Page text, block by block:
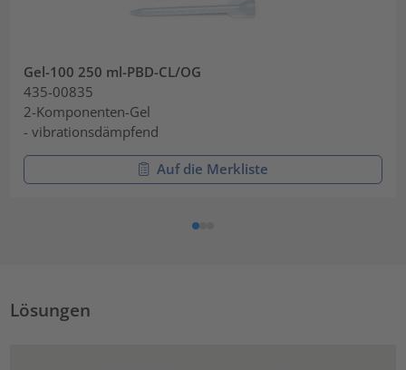
Gel-100 250 ml-PBD-CL/OG
435-00835
2-Komponenten-Gel
- vibrationsdämpfend
Auf die Merkliste
Lösungen